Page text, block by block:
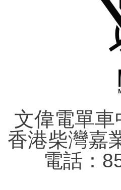
文偉電單
香港柴灣嘉
電話：